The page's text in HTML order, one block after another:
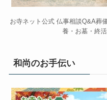
お寺ネット公式 仏事相談Q&A葬
養・お墓・終活
和尚のお手伝い